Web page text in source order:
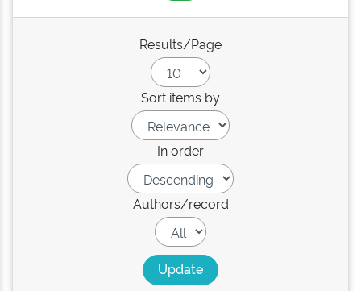
Results/Page
Sort items by
In order
Authors/record